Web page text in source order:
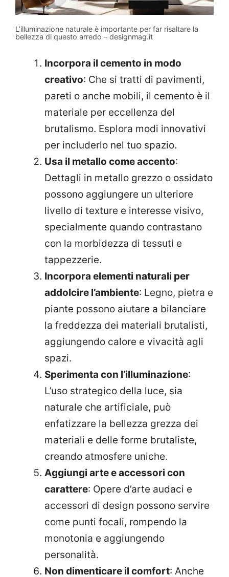
L’illuminazione naturale è importante per far risaltare la
bellezza di questo arredo – designmag.it
Incorpora il cemento in modo
creativo: Che si tratti di pavimenti,
pareti o anche mobili, il cemento è il
materiale per eccellenza del
brutalismo. Esplora modi innovativi
per includerlo nel tuo spazio.
Usa il metallo come accento:
Dettagli in metallo grezzo o ossidato
possono aggiungere un ulteriore
livello di texture e interesse visivo,
specialmente quando contrastano
con la morbidezza di tessuti e
tappezzerie.
Incorpora elementi naturali per
addolcire l’ambiente: Legno, pietra e
piante possono aiutare a bilanciare
la freddezza dei materiali brutalisti,
aggiungendo calore e vivacità agli
spazi.
Sperimenta con l’illuminazione:
L’uso strategico della luce, sia
naturale che artificiale, può
enfatizzare la bellezza grezza dei
materiali e delle forme brutaliste,
creando atmosfere uniche.
Aggiungi arte e accessori con
carattere: Opere d’arte audaci e
accessori di design possono servire
come punti focali, rompendo la
monotonia e aggiungendo
personalità.
Non dimenticare il comfort: Anche